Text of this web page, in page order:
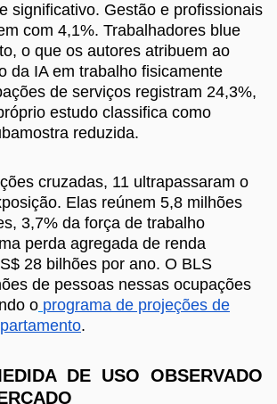
significativo. Gestão e profissionais
com 4,1%. Trabalhadores blue
o que os autores atribuem ao
da IA em trabalho fisicamente
de serviços registram 24,3%,
estudo classifica como
reduzida.
cruzadas, 11 ultrapassaram o
Elas reúnem 5,8 milhões
3,7% da força de trabalho
perda agregada de renda
28 bilhões por ano. O BLS
de pessoas nessas ocupações
o programa de projeções de
.
DE USO OBSERVADO